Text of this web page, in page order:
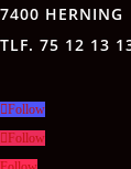
7400 HERNING
TLF. 75 12 13
Follow
Follow